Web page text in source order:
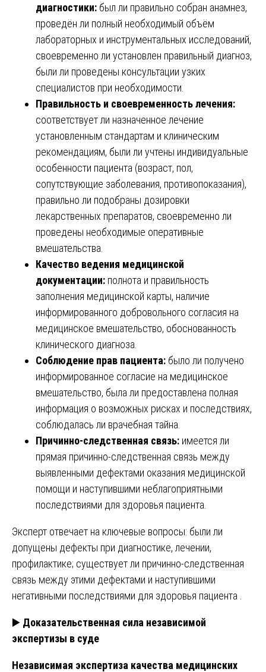
диагностики: был ли правильно собран анамнез,
проведён ли полный необходимый объём
лабораторных и инструментальных исследований,
своевременно ли установлен правильный диагноз,
были ли проведены консультации узких
специалистов при необходимости.
Правильность и своевременность лечения:
соответствует ли назначенное лечение
установленным стандартам и клиническим
рекомендациям, были ли учтены индивидуальные
особенности пациента (возраст, пол,
сопутствующие заболевания, противопоказания),
правильно ли подобраны дозировки
лекарственных препаратов, своевременно ли
проведены необходимые оперативные
вмешательства.
Качество ведения медицинской
документации: полнота и правильность
заполнения медицинской карты, наличие
информированного добровольного согласия на
медицинское вмешательство, обоснованность
клинического диагноза.
Соблюдение прав пациента: было ли получено
информированное согласие на медицинское
вмешательство, была ли предоставлена полная
информация о возможных рисках и последствиях,
соблюдалась ли врачебная тайна.
Причинно-следственная связь: имеется ли
прямая причинно-следственная связь между
выявленными дефектами оказания медицинской
помощи и наступившими неблагоприятными
последствиями для здоровья пациента.
Эксперт отвечает на ключевые вопросы: были ли
допущены дефекты при диагностике, лечении,
профилактике; существует ли причинно-следственная
связь между этими дефектами и наступившими
негативными последствиями для здоровья пациента .
▶️ Доказательственная сила независимой
экспертизы в суде
Независимая экспертиза качества медицинских